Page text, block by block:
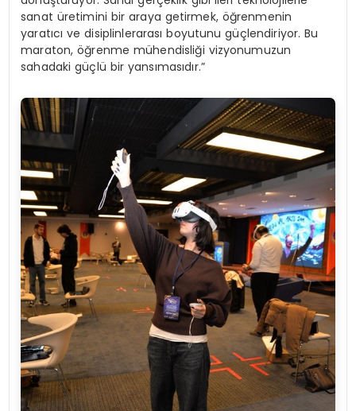
sanat üretimini bir araya getirmek, öğrenmenin
yaratıcı ve disiplinlerarası boyutunu güçlendiriyor. Bu
maraton, öğrenme mühendisliği vizyonumuzun
sahadaki güçlü bir yansımasıdır.”